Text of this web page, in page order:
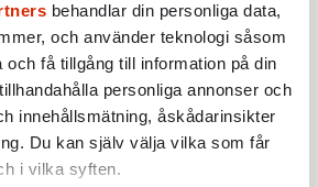
behandlar din personliga data,
och använder teknologi såsom
få tillgång till information på din
personliga annonser och
innehållsmätning, åskådarinsikter
Du kan själv välja vilka som får
i vilka syften.
TT / Hasse Holmberg
text. Alla åsikter är